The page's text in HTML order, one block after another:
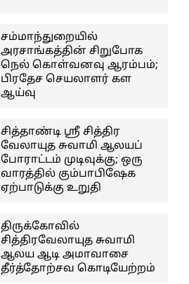
சம்மாந்துறையில்
அரசாங்கத்தின் சிறுபோக
நெல் கொள்வனவு ஆரம்பம்;
பிரதேச செயலாளர் கள
ஆய்வு
சித்தாண்டி ஸ்ரீ சித்திர
வேலாயுத சுவாமி ஆலயப்
போராட்டம் முடிவுக்கு; ஒரு
வாரத்தில் கும்பாபிஷேக
ஏற்பாடுக்கு உறுதி
திருக்கோவில்
சித்திரவேலாயுத சுவாமி
ஆலய ஆடி அமாவாசை
தீர்த்தோற்சவ கொடியேற்றம்